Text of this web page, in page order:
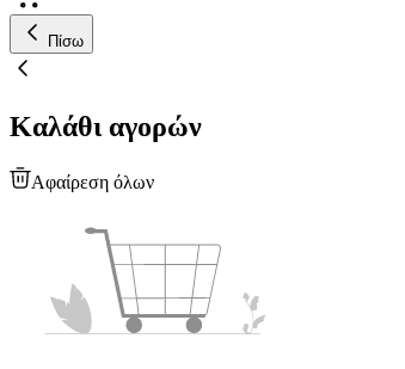
Πίσω
Καλάθι αγορών
Αφαίρεση όλων